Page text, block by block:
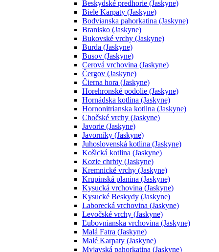
Beskydské predhorie (Jaskyne)
Biele Karpaty (Jaskyne)
Bodvianska pahorkatina (Jaskyne)
Branisko (Jaskyne)
Bukovské vrchy (Jaskyne)
Burda (Jaskyne)
Busov (Jaskyne)
Cerová vrchovina (Jaskyne)
Čergov (Jaskyne)
Čierna hora (Jaskyne)
Horehronské podolie (Jaskyne)
Hornádska kotlina (Jaskyne)
Hornonitrianska kotlina (Jaskyne)
Chočské vrchy (Jaskyne)
Javorie (Jaskyne)
Javorníky (Jaskyne)
Juhoslovenská kotlina (Jaskyne)
Košická kotlina (Jaskyne)
Kozie chrbty (Jaskyne)
Kremnické vrchy (Jaskyne)
Krupinská planina (Jaskyne)
Kysucká vrchovina (Jaskyne)
Kysucké Beskydy (Jaskyne)
Laborecká vrchovina (Jaskyne)
Levočské vrchy (Jaskyne)
Ľubovnianska vrchovina (Jaskyne)
Malá Fatra (Jaskyne)
Malé Karpaty (Jaskyne)
Myjavská pahorkatina (Jaskyne)